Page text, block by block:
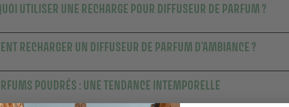
UTILISER UNE RECHARGE POUR DIFFUSEUR DE PARFUM ?
RECHARGER UN DIFFUSEUR DE PARFUM D’AMBIANCE ?
POUDRÉS : UNE TENDANCE INTEMPORELLE